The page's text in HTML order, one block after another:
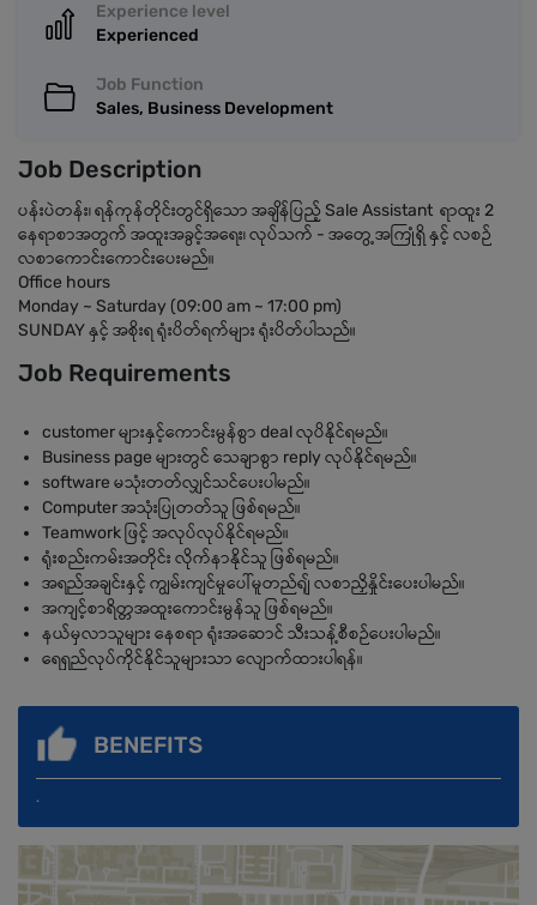
Experience level
Experienced
Job Function
Sales, Business Development
Job Description
ပန်းပဲတန်း၊ ရန်ကုန်တိုင်းတွင်ရှိသော အချိန်ပြည့် Sale Assistant ရာထူး 2
နေရာစာအတွက် အထူးအခွင့်အရေး၊ လုပ်သက် - အတွေ့အကြုံရှိ နှင့် လစဉ်
လစာကောင်းကောင်းပေးမည်။
Office hours
Monday ~ Saturday (09:00 am ~ 17:00 pm)
SUNDAY နှင့် အစိုးရ ရုံးပိတ်ရက်များ ရုံးပိတ်ပါသည်။
Job Requirements
customer များနှင့်ကောင်းမွန်စွာ deal လုပိနိုင်ရမည်။
Business page များတွင် သေချာစွာ reply လုပ်နိုင်ရမည်။
software မသုံးတတ်လျှင်သင်ပေးပါမည်။
Computer အသုံးပြုတတ်သူ ဖြစ်ရမည်။
Teamwork ဖြင့် အလုပ်လုပ်နိုင်ရမည်။
ရုံးစည်းကမ်းအတိုင်း လိုက်နာနိုင်သူ ဖြစ်ရမည်။
အရည်အချင်းနှင့် ကျွမ်းကျင်မှုပေါ်မူတည်ရျ် လစာညှိနှိုင်းပေးပါမည်။
အကျင့်စာရိတ္တအထူးကောင်းမွန်သူ ဖြစ်ရမည်။
နယ်မှလာသူများ နေစရာ ရုံးအဆောင် သီးသန့်စီစဉ်ပေးပါမည်။
ရေရှည်လုပ်ကိုင်နိုင်သူများသာ လျောက်ထားပါရန်။
BENEFITS
.